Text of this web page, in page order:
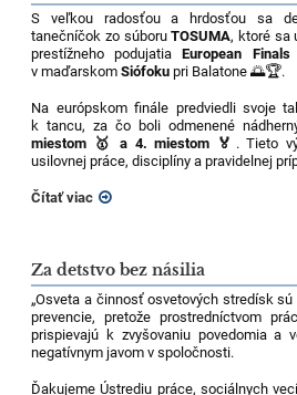
S veľkou radosťou a hrdosťou sa
tanečníčok zo súboruTOSUMA, ktoré sa
prestížneho podujatiaEuropean
v maďarskomSiófoku pri Balatone 🌅🏆.
Na európskom finále predviedli svoje
k tancu, za čo boli odmenené
miestom 🥇 a 4. miestom 🏅 . Tieto
usilovnej práce, disciplíny a pravidelnej
Čítať viac
Za detstvo bez násilia
„Osveta a činnosť osvetových stredísk
prevencie, pretože prostredníctvom
prispievajú k zvyšovaniu povedomia a
negatívnym javom v spoločnosti.
Ďakujeme Ústrediu práce, sociálnych